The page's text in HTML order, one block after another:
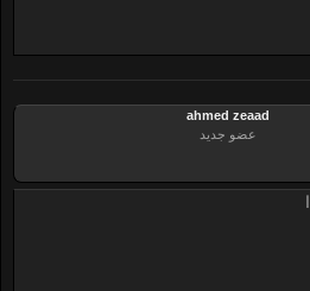
ahmed zeaad
عضو جديد